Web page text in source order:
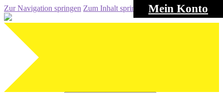
Mein Konto
Zur Navigation springen Zum Inhalt springen